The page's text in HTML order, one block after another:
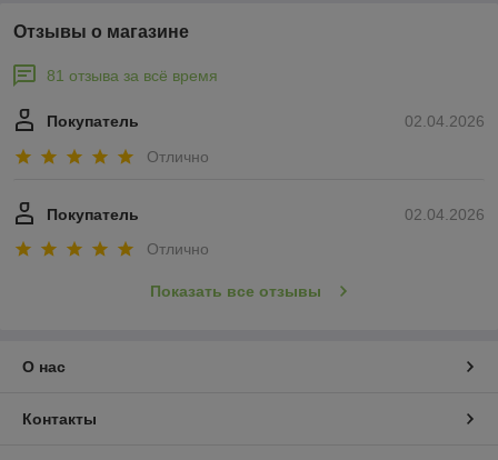
Отзывы о магазине
81 отзыва за всё время
02.04.2026
Покупатель
Отлично
02.04.2026
Покупатель
Отлично
Показать все отзывы
О нас
Контакты